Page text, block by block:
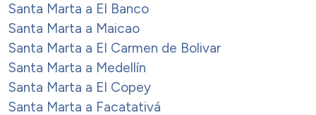
Santa Marta a El Banco
Santa Marta a Maicao
Santa Marta a El Carmen de Bolivar
Santa Marta a Medellín
Santa Marta a El Copey
Santa Marta a Facatativá